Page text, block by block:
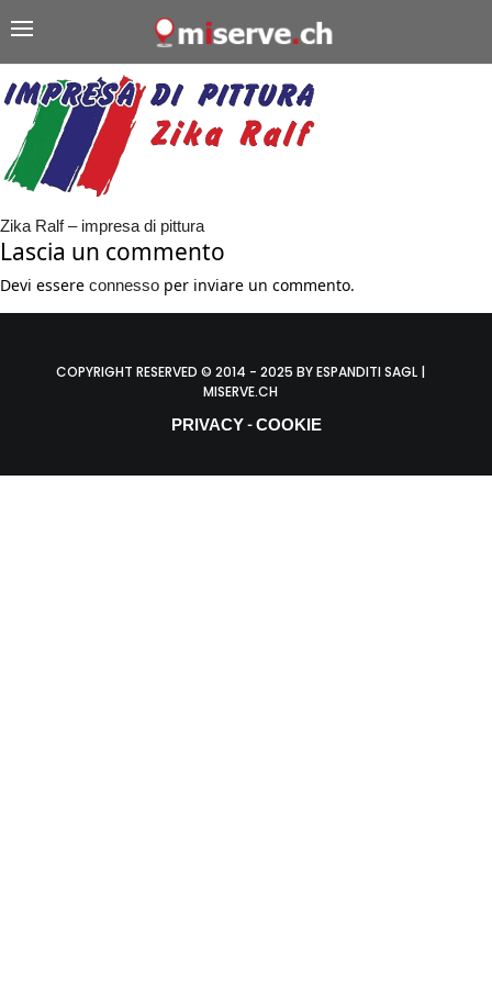
Zika Ralf – impresa di pittura
Lascia un commento
Devi essere connesso per inviare un commento.
COPYRIGHT RESERVED © 2014 - 2025 BY ESPANDITI SAGL |
MISERVE.CH
PRIVACY-COOKIE